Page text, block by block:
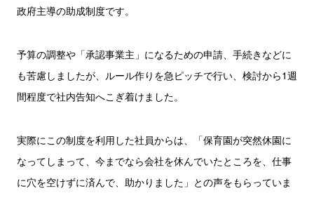
政府主導の助成制度です。
予算の調整や「承認事業主」になるための申請、手続きなどに
も苦慮しましたが、ルール作りを急ピッチで行い、検討から1週
間程度で社内告知へこぎ着けました。
実際にこの制度を利用した社員からは、「保育園が突然休園に
なってしまって、今までなら会社を休んでいたところを、仕事
に穴を空けずに済んで、助かりました」との声をもらっていま